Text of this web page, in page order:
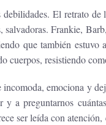
El retrato de
salvadoras. Frankie,
que también
cuerpos, resistiendo
emociona y
a preguntarnos
ser leída con